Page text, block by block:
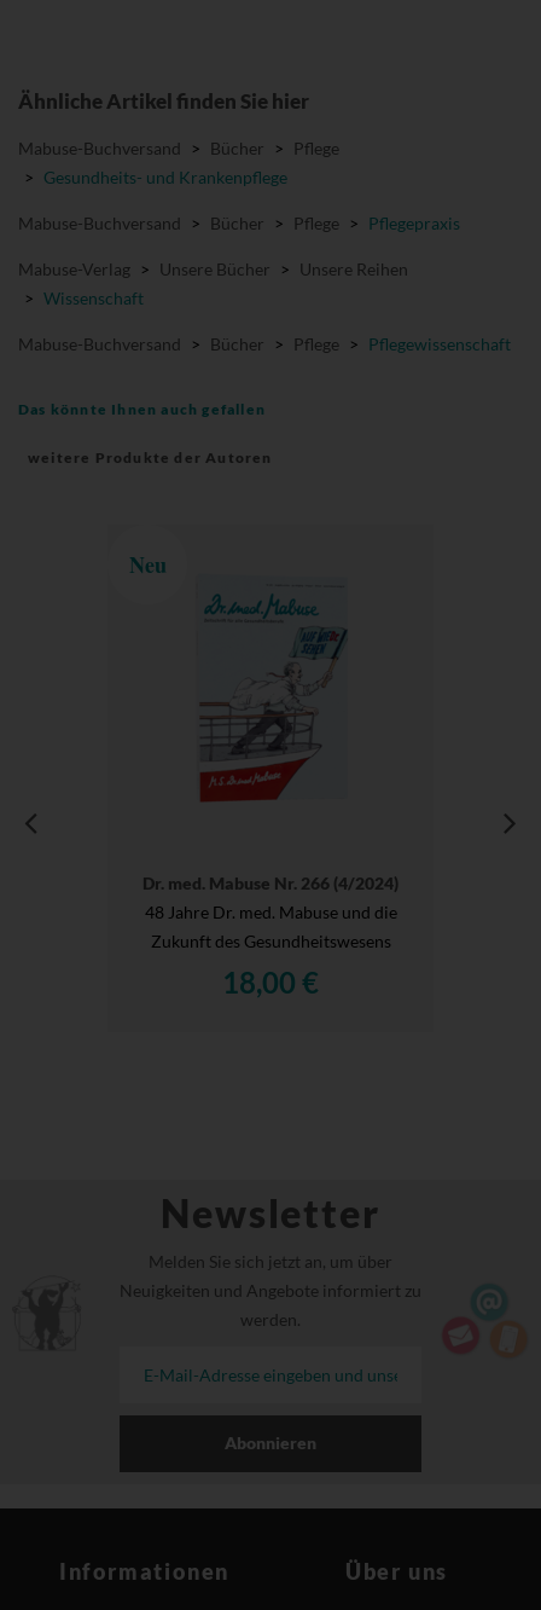
Ähnliche Artikel finden Sie hier
Mabuse-Buchversand > Bücher >
Pflege
> Gesundheits- und Krankenpflege
Mabuse-Buchversand > Bücher > Pflege > Pflegepraxis
Mabuse-Verlag > Unsere Bücher > Unsere Reihen
> Wissenschaft
Mabuse-Buchversand > Bücher > Pflege > Pflegewissenschaft
Das könnte Ihnen auch gefallen
weitere Produkte der Autoren
Neu
Dr. med. Mabuse Nr. 266 (4/2024)
48 Jahre Dr. med. Mabuse und die
Zukunft des Gesundheitswesens
18,00 €
Newsletter
Melden Sie sich jetzt an, um über
Neuigkeiten und Angebote informiert zu
werden.
Abonnieren
Informationen Über uns